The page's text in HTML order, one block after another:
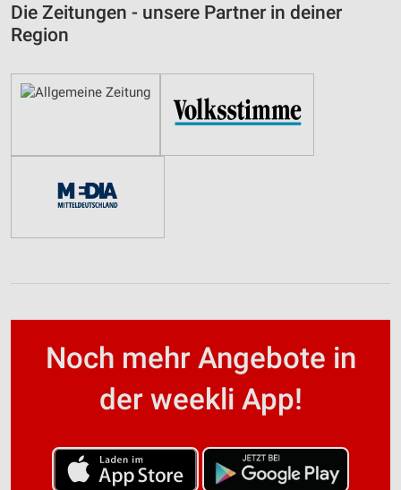
Die Zeitungen - unsere Partner in deiner
Region
Noch mehr Angebote in
der weekli App!